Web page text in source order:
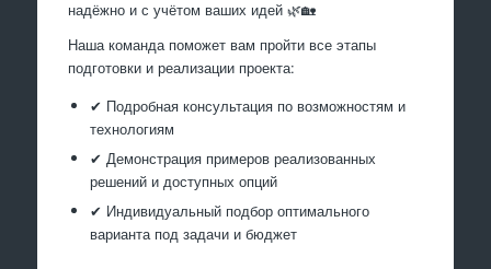
надёжно и с учётом ваших идей 🌿🏡
Наша команда поможет вам пройти все этапы
подготовки и реализации проекта:
✔ Подробная консультация по возможностям и
технологиям
✔ Демонстрация примеров реализованных
решений и доступных опций
✔ Индивидуальный подбор оптимального
варианта под задачи и бюджет